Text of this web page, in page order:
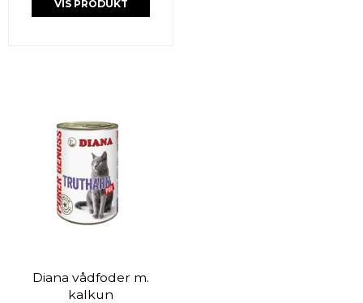
VIS PRODUKT
Diana vådfoder m.
kalkun